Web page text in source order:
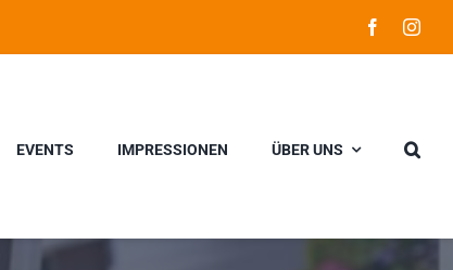
EVENTS IMPRESSIONEN ÜBER UNS